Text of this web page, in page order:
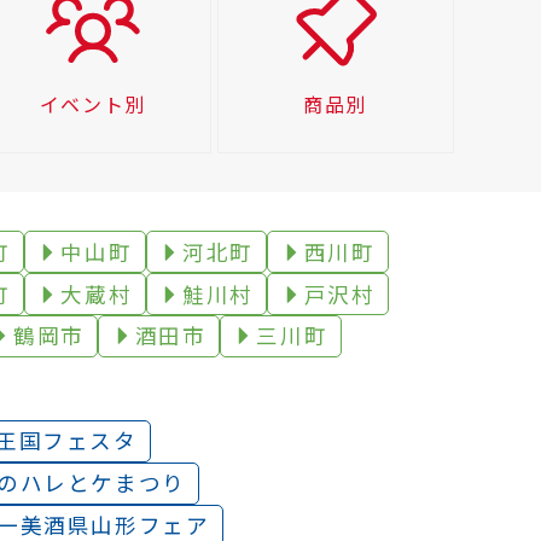
イベント別 商品別
中山町 河北町
西川町
大蔵村 鮭川村
戸沢村
鶴岡市 酒田市
三川町
国フェスタ
ハレとケまつり
美酒県山形フェア